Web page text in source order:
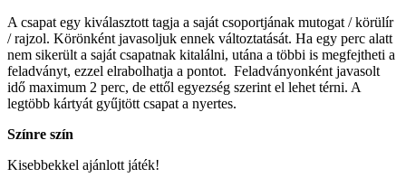
A csapat egy kiválasztott tagja a saját csoportjának mutogat / körülír
/ rajzol. Körönként javasoljuk ennek változtatását. Ha egy perc alatt
nem sikerült a saját csapatnak kitalálni, utána a többi is megfejtheti a
feladványt, ezzel elrabolhatja a pontot. Feladványonként javasolt
idő maximum 2 perc, de ettől egyezség szerint el lehet térni. A
legtöbb kártyát gyűjtött csapat a nyertes.
Színre szín
Kisebbekkel ajánlott játék!